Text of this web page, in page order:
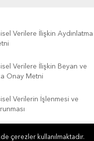
Verilere İlişkin Aydınlatma
Verilere İlişkin Beyan ve
Onay Metni
Verilerin İşlenmesi ve
Koşulları
çerezler kullanılmaktadır.